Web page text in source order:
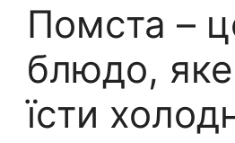
Помста –
блюдо,
їсти